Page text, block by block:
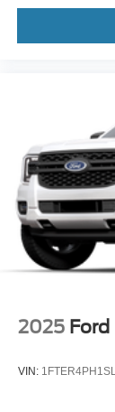
2025 Ford
VIN: